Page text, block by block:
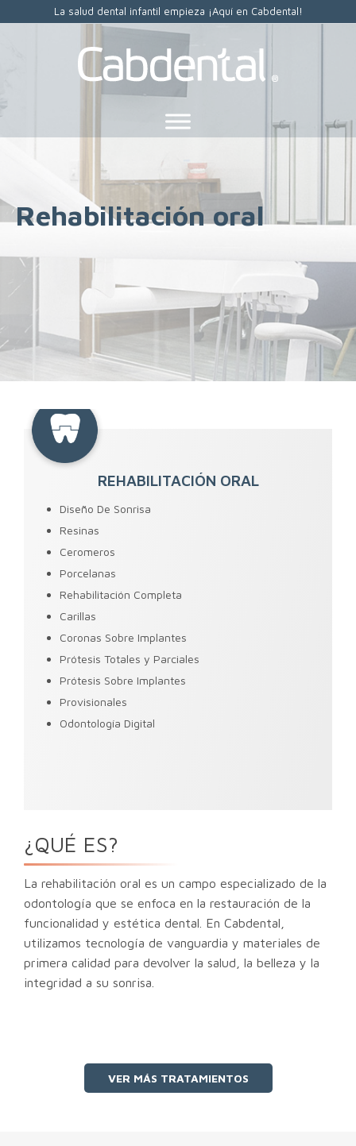
La salud dental infantil empieza ¡Aquí en Cabdental!
Rehabilitación oral
REHABILITACIÓN ORAL
Diseño De Sonrisa
Resinas
Ceromeros
Porcelanas
Rehabilitación Completa
Carillas
Coronas Sobre Implantes
Prótesis Totales y Parciales
Prótesis Sobre Implantes
Provisionales
Odontología Digital
¿QUÉ ES?
La rehabilitación oral es un campo especializado de la
odontología que se enfoca en la restauración de la
funcionalidad y estética dental. En Cabdental,
utilizamos tecnología de vanguardia y materiales de
primera calidad para devolver la salud, la belleza y la
integridad a su sonrisa.
VER MÁS TRATAMIENTOS